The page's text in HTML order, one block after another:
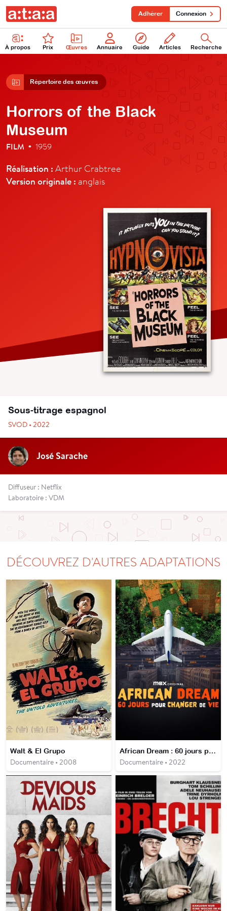
À propos Prix Œuvres Annuaire Guide Articles Recherche
Adhérer Connexion
Répertoire des œuvres
Horrors of the Black
Museum
FILM • 1959
Réalisation : Arthur Crabtree
Version originale : anglais
Sous-titrage espagnol
SVOD • 2022
José Sarache
Diffuseur : Netflix
Laboratoire : VDM
DÉCOUVREZ D'AUTRES ADAPTATIONS
Walt & El Grupo
Documentaire • 2008
African Dream : 60 jours pour changer de vie
Documentaire • 2022